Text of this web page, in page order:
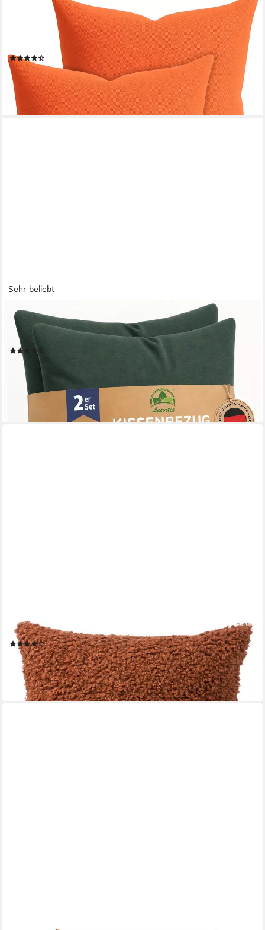
MATCHES21 HOME & HOBBY
Kissenbezüge 2er Set Kissenhülle 40x40 cm orange pflegeleicht
mit Reißverschluss, (2 Stück), Zierkissen-Bezüge einfarbig für
Couch-Kissen mit Lotuseffekt
ab 12,99 €
lieferbar - in 2-3 Werktagen bei dir
+7
Sehr beliebt
LEEVITEX®
Kissenbezüge 40 x 40 cm, 2er-Set, Dunkelgrün, (2 Stück), feine
Jersey-Qualität, 100% Baumwolle, robuster Reißverschluss
ab 7,99 €
-20%
lieferbar - in 2-3 Werktagen bei dir
+11
GÖZZE
Kissenbezug Rolf 40 x 40 cm, Curly-Optik
(2)
13,95 €
lieferbar - in 2-3 Werktagen bei dir
+3